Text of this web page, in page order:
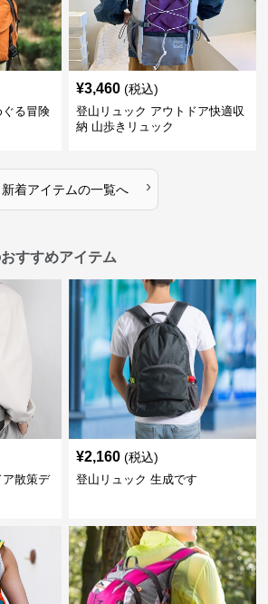
る冒険
¥3,460 (税込)
登山リュック アウトドア快適収
納 山歩きリュック
新着アイテムの一覧へ ›
すすめアイテム
ア散策デ
¥2,160 (税込)
登山リュック 生成です